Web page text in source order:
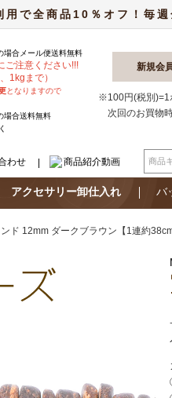
用で全商品10％オフ！毎
場合 メール便送料無料
ご注意ください!!!
1kgまで）
となりますので
場合送料無料
新規会
※100円(税別)=1
次回のお買物
わせ 商品紹介動画
アクセサリー卸仕入れ バ
ド 12mm ダークブラウン【1連約